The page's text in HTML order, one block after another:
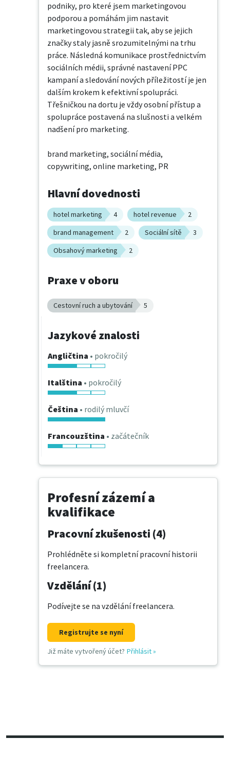
podniky, pro které jsem marketingovou
podporou a pomáhám jim nastavit
marketingovou strategii tak, aby se jejich
značky staly jasně srozumitelnými na trhu
práce. Následná komunikace prostřednictvím
sociálních médii, správné nastavení PPC
kampaní a sledování nových příležitostí je jen
dalším krokem k efektivní spolupráci.
Třešničkou na dortu je vždy osobní přístup a
spolupráce postavená na slušnosti a velkém
nadšení pro marketing.
brand marketing, sociální média,
copywriting, online marketing, PR
Hlavní dovednosti
hotel marketing 4 hotel revenue
2
brand management
2 Sociální sítě
3
Obsahový marketing
2
Praxe v oboru
Cestovní ruch a ubytování 5
Jazykové znalosti
Angličtina • pokročilý
Italština • pokročilý
Čeština • rodilý mluvčí
Francouzština • začátečník
Profesní zázemí a
kvalifikace
Pracovní zkušenosti (4)
Prohlédněte si kompletní pracovní historii
freelancera.
Vzdělání (1)
Podívejte se na vzdělání freelancera.
Registrujte se nyní
Již máte vytvořený účet? Přihlásit»